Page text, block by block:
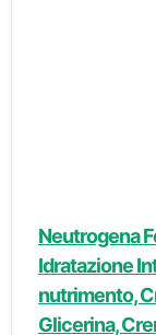
Neutrogena
Idratazione
nutrimento,
Glicerina,